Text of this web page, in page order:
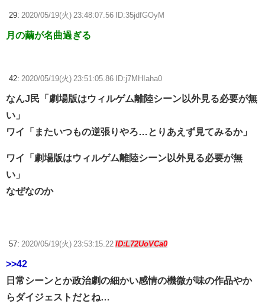
29: 2020/05/19(火) 23:48:07.56 ID:35jdfGOyM
月の繭が名曲過ぎる
42: 2020/05/19(火) 23:51:05.86 ID:j7MHIaha0
なんJ民「劇場版はウィルゲム離陸シーン以外見る必要が無
い」
ワイ「またいつもの逆張りやろ…とりあえず見てみるか」
ワイ「劇場版はウィルゲム離陸シーン以外見る必要が無
い」
なぜなのか
57: 2020/05/19(火) 23:53:15.22 ID:L72UoVCa0
>>42
日常シーンとか政治劇の細かい感情の機微が味の作品やか
らダイジェストだとね…